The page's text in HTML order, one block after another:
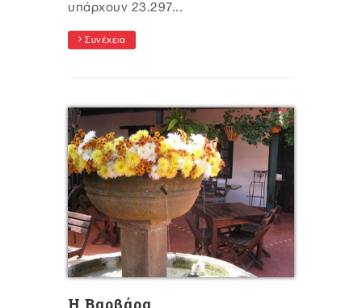
υπάρχουν 23.297...
Συνέχεια